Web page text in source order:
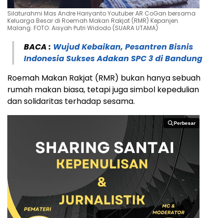
Silaturahmi Mas Andre Hariyanto Youtuber AR CoGan bersama
Keluarga Besar di Roemah Makan Rakjat (RMR) Kepanjen
Malang. FOTO: Aisyah Putri Widodo (SUARA UTAMA)
BACA : Wujud Kebaikan, Pesantren Bisnis
Indonesia Sukses Adakan SPC 3 di Bandung
Roemah Makan Rakjat (RMR) bukan hanya sebuah
rumah makan biasa, tetapi juga simbol kepedulian
dan solidaritas terhadap sesama.
Perbesar
Perbesar